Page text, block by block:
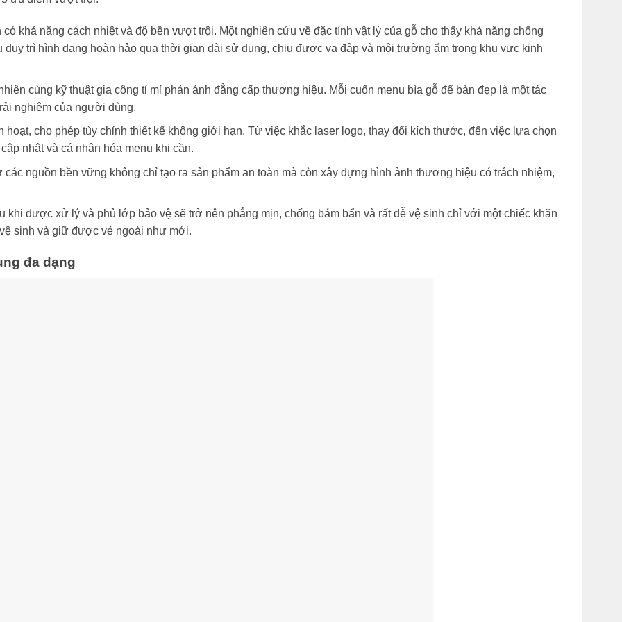
khả năng cách nhiệt và độ bền vượt trội. Một nghiên cứu về đặc tính vật lý của gỗ cho thấy khả năng chống
duy trì hình dạng hoàn hảo qua thời gian dài sử dụng, chịu được va đập và môi trường ẩm trong khu vực kinh
cùng kỹ thuật gia công tỉ mỉ phản ánh đẳng cấp thương hiệu. Mỗi cuốn menu bìa gỗ để bàn đẹp là một tác
nghiệm của người dùng.
hoạt, cho phép tùy chỉnh thiết kế không giới hạn. Từ việc khắc laser logo, thay đổi kích thước, đến việc lựa chọn
nhật và cá nhân hóa menu khi cần.
nguồn bền vững không chỉ tạo ra sản phẩm an toàn mà còn xây dựng hình ảnh thương hiệu có trách nhiệm,
khi được xử lý và phủ lớp bảo vệ sẽ trở nên phẳng mịn, chống bám bẩn và rất dễ vệ sinh chỉ với một chiếc khăn
sinh và giữ được vẻ ngoài như mới.
đa dạng